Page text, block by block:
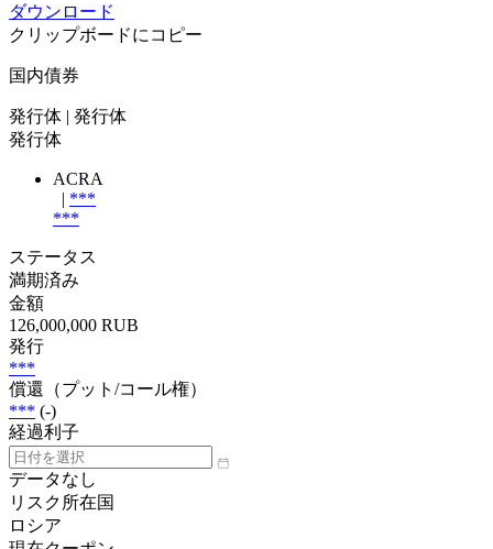
ダウンロード
クリップボードにコピー
国内債券
発行体 | 発行体
発行体
ACRA
| ***
***
ステータス
満期済み
金額
126,000,000 RUB
発行
***
償還（プット/コール権）
*** (-)
経過利子
データなし
リスク所在国
ロシア